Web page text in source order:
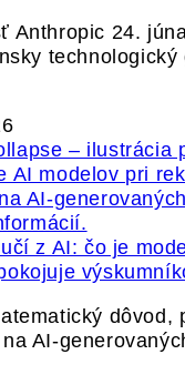
Anthropic 24.
technologický
z AI: čo je
dôvod,
AI-